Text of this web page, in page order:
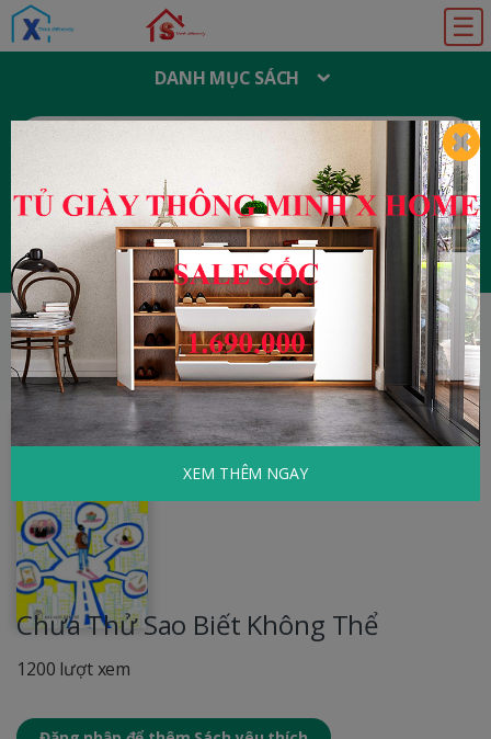
☰
DANH MỤC SÁCH
T
M
I
:
Đăng ký Đăng nhập
HOME Tâm Lý - Kỹ Năng Sống
Chưa Thử
Sao Biết Không Thể
Chưa Thử Sao Biết Không Thể
1200 lượt xem
XEM THÊM NGAY